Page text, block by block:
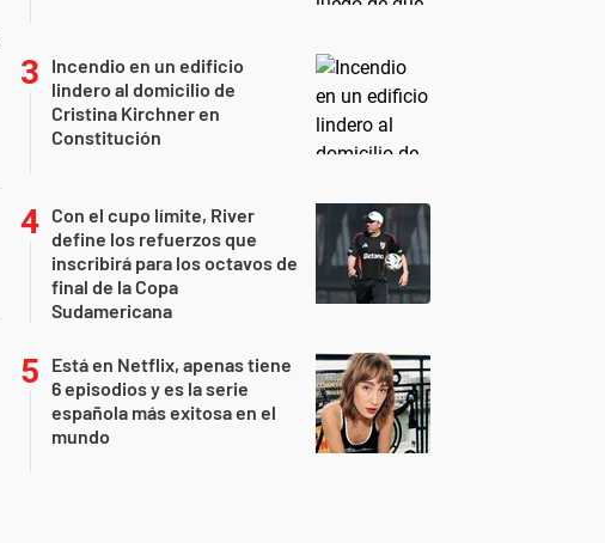
Incendio en un edificio
lindero al domicilio de
Cristina Kirchner en
Constitución
Con el cupo límite, River
define los refuerzos que
inscribirá para los octavos de
final de la Copa
Sudamericana
Está en Netflix, apenas tiene
6 episodios y es la serie
española más exitosa en el
mundo